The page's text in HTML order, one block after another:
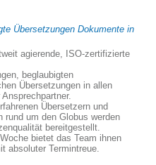
Übersetzungen Dokumente in
agierende, ISO-zertifizierte
beglaubigten
Übersetzungen in allen
Übersetzern und
rund um den Globus werden
bereitgestellt.
bietet das Team ihnen
absoluter Termintreue.